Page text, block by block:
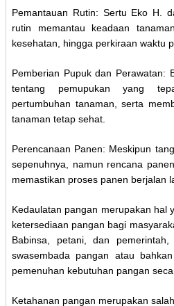
Pemantauan Rutin: Sertu Eko H.
rutin memantau keadaan
kesehatan, hingga perkiraan waktu
Pemberian Pupuk dan Perawatan:
tentang pemupukan yang
pertumbuhan tanaman, serta
tanaman tetap sehat.
Perencanaan Panen: Meskipun
sepenuhnya, namun rencana
memastikan proses panen berjalan
Kedaulatan pangan merupakan hal
ketersediaan pangan bagi
Babinsa, petani, dan
swasembada pangan atau
pemenuhan kebutuhan pangan
Ketahanan pangan merupakan